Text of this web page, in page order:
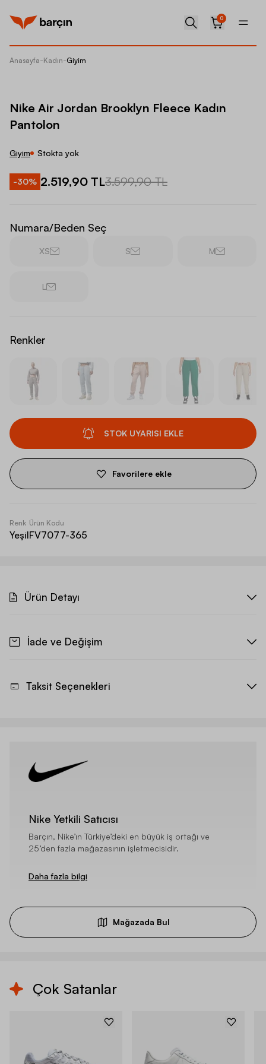
0
Anasayfa-Kadın-Giyim
Nike Air Jordan Brooklyn Fleece Kadın
Pantolon
Giyim Stokta yok
-30% 2.519,90 TL3.599,90 TL
Numara/Beden Seç
XS S M
L
Renkler
STOK UYARISI EKLE
Favorilere ekle
Renk
Yeşil
Ürün Kodu
FV7077-365
Ürün Detayı
İade ve Değişim
Taksit Seçenekleri
Nike Yetkili Satıcısı
Barçın, Nike’ın Türkiye’deki en büyük iş ortağı ve
25’den fazla mağazasının işletmecisidir.
Daha fazla bilgi
Mağazada Bul
Çok Satanlar